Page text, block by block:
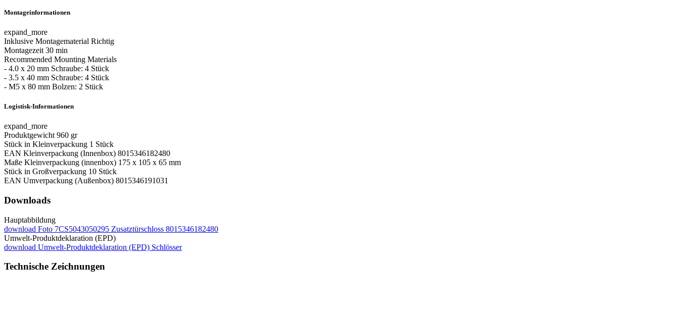
Montageinformationen
expand_more
Inklusive Montagematerial Richtig
Montagezeit 30 min
Recommended Mounting Materials
- 4.0 x 20 mm Schraube: 4 Stück
- 3.5 x 40 mm Schraube: 4 Stück
- M5 x 80 mm Bolzen: 2 Stück
Logistisk-Informationen
expand_more
Produktgewicht 960 gr
Stück in Kleinverpackung 1 Stück
EAN Kleinverpackung (Innenbox) 8015346182480
Maße Kleinverpackung (innenbox) 175 x 105 x 65 mm
Stück in Großverpackung 10 Stück
EAN Umverpackung (Außenbox) 8015346191031
Downloads
Hauptabbildung
download Foto 7CS5043050295 Zusatztürschloss 8015346182480
Umwelt-Produktdeklaration (EPD)
download Umwelt-Produktdeklaration (EPD) Schlösser
Technische Zeichnungen